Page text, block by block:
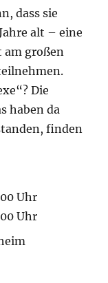
dass sie
alt – eine
am großen
Die
haben da
finden
Uhr
Uhr